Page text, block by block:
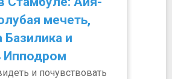
мечеть,
Базилика и
и почувствовать